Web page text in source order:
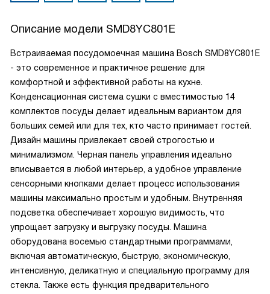
Описание модели SMD8YC801E
Встраиваемая посудомоечная машина Bosch SMD8YC801E
- это современное и практичное решение для
комфортной и эффективной работы на кухне.
Конденсационная система сушки с вместимостью 14
комплектов посуды делает идеальным вариантом для
больших семей или для тех, кто часто принимает гостей.
Дизайн машины привлекает своей строгостью и
минимализмом. Черная панель управления идеально
вписывается в любой интерьер, а удобное управление
сенсорными кнопками делает процесс использования
машины максимально простым и удобным. Внутренняя
подсветка обеспечивает хорошую видимость, что
упрощает загрузку и выгрузку посуды. Машина
оборудована восемью стандартными программами,
включая автоматическую, быструю, экономическую,
интенсивную, деликатную и специальную программу для
стекла. Также есть функция предварительного